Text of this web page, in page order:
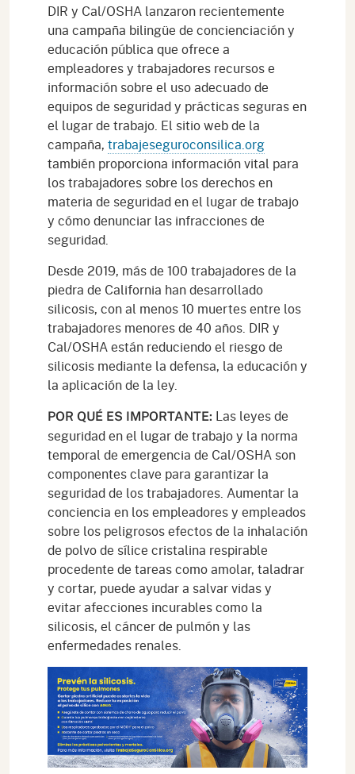
DIR y Cal/OSHA lanzaron recientemente
una campaña bilingüe de concienciación y
educación pública que ofrece a
empleadores y trabajadores recursos e
información sobre el uso adecuado de
equipos de seguridad y prácticas seguras en
el lugar de trabajo. El sitio web de la
campaña, trabajeseguroconsilica.org
también proporciona información vital para
los trabajadores sobre los derechos en
materia de seguridad en el lugar de trabajo
y cómo denunciar las infracciones de
seguridad.
Desde 2019, más de 100 trabajadores de la
piedra de California han desarrollado
silicosis, con al menos 10 muertes entre los
trabajadores menores de 40 años. DIR y
Cal/OSHA están reduciendo el riesgo de
silicosis mediante la defensa, la educación y
la aplicación de la ley.
POR QUÉ ES IMPORTANTE: Las leyes de
seguridad en el lugar de trabajo y la norma
temporal de emergencia de Cal/OSHA son
componentes clave para garantizar la
seguridad de los trabajadores. Aumentar la
conciencia en los empleadores y empleados
sobre los peligrosos efectos de la inhalación
de polvo de sílice cristalina respirable
procedente de tareas como amolar, taladrar
y cortar, puede ayudar a salvar vidas y
evitar afecciones incurables como la
silicosis, el cáncer de pulmón y las
enfermedades renales.